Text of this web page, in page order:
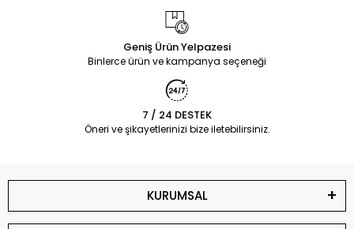
Geniş Ürün Yelpazesi
Binlerce ürün ve kampanya seçeneği
7 / 24 DESTEK
Öneri ve şikayetlerinizi bize iletebilirsiniz.
KURUMSAL